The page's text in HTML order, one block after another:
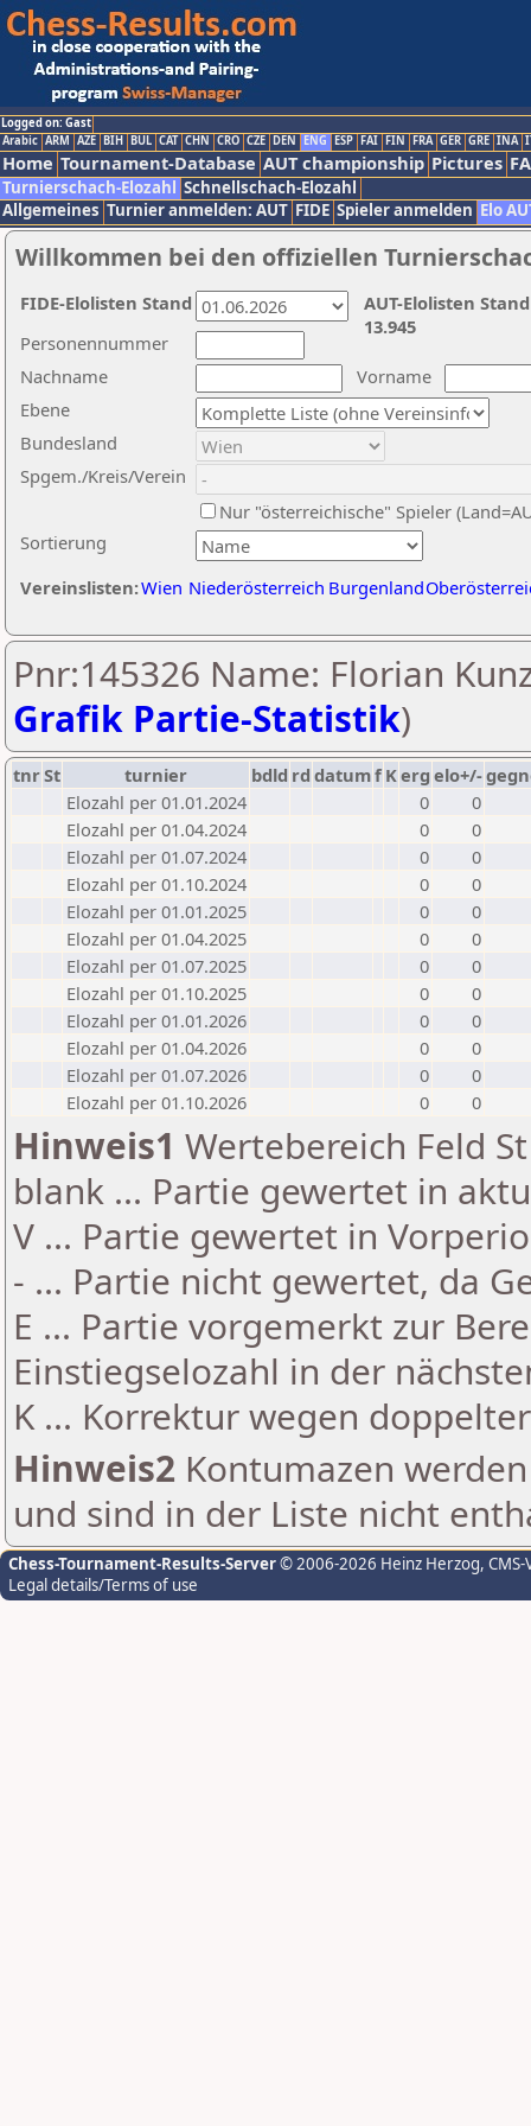
Logged on: Gast
Arabic ARM AZE BIH BUL CAT CHN CRO CZE DEN ENG ESP FAI FIN FRA GER GRE INA
Home Tournament-Database AUT championship Pictures
Turnierschach-Elozahl Schnellschach-Elozahl
Allgemeines Turnier anmelden: AUT FIDE Spieler anmelden Elo
Willkommen bei den offiziellen
Nachname
Vorname
Ebene
Sortierung
Personennummer
Bundesland
Spgem./Kreis/Verein
Nur "österreichische" Spieler
Vereinslisten:Wien Niederösterreich Burgenland
AUT-Elolisten
13.945
FIDE-Elolisten Stand
Pnr:145326 Name: Florian
Grafik Partie-Statistik)
tnrSt turnier bdld rd datumf Kerg elo+/-
Elozahl per 01.01.2024
0
0
Elozahl per 01.04.2024
0
0
Elozahl per 01.07.2024
0
0
Elozahl per 01.10.2024
0
0
Elozahl per 01.01.2025
0
0
Elozahl per 01.04.2025
0
0
Elozahl per 01.07.2025
0
0
Elozahl per 01.10.2025
0
0
Elozahl per 01.01.2026
0
0
Elozahl per 01.04.2026
0
0
Elozahl per 01.07.2026
0
0
Elozahl per 01.10.2026
0 0
Hinweis1 Wertebereich Feld
blank ... Partie gewertet in
V ... Partie gewertet in
- ... Partie nicht gewertet, da
E ... Partie vorgemerkt zur
Einstiegselozahl in der
K ... Korrektur wegen
Hinweis2 Kontumazen
und sind in der Liste nicht
Chess-Tournament-Results-Server© 2006-2026 Heinz Herzog,
Legal details/Terms of use